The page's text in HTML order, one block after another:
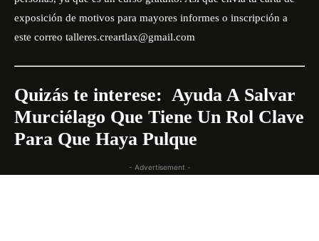
exposición de motivos para mayores informes o inscripción a
este correo talleres.creartlax@gmail.com
Quizás te interese: Ayuda A Salvar
Murciélago Que Tiene Un Rol Clave
Para Que Haya Pulque
- Advertisement -